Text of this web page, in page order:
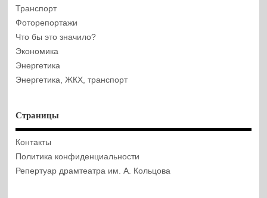
Транспорт
Фоторепортажи
Что бы это значило?
Экономика
Энергетика
Энергетика, ЖКХ, транспорт
Страницы
Контакты
Политика конфиденциальности
Репертуар драмтеатра им. А. Кольцова